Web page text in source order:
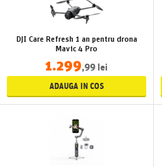
DJI Care Refresh 1 an pentru drona
Mavic 4 Pro
1.299,99 lei
ADAUGA IN COS